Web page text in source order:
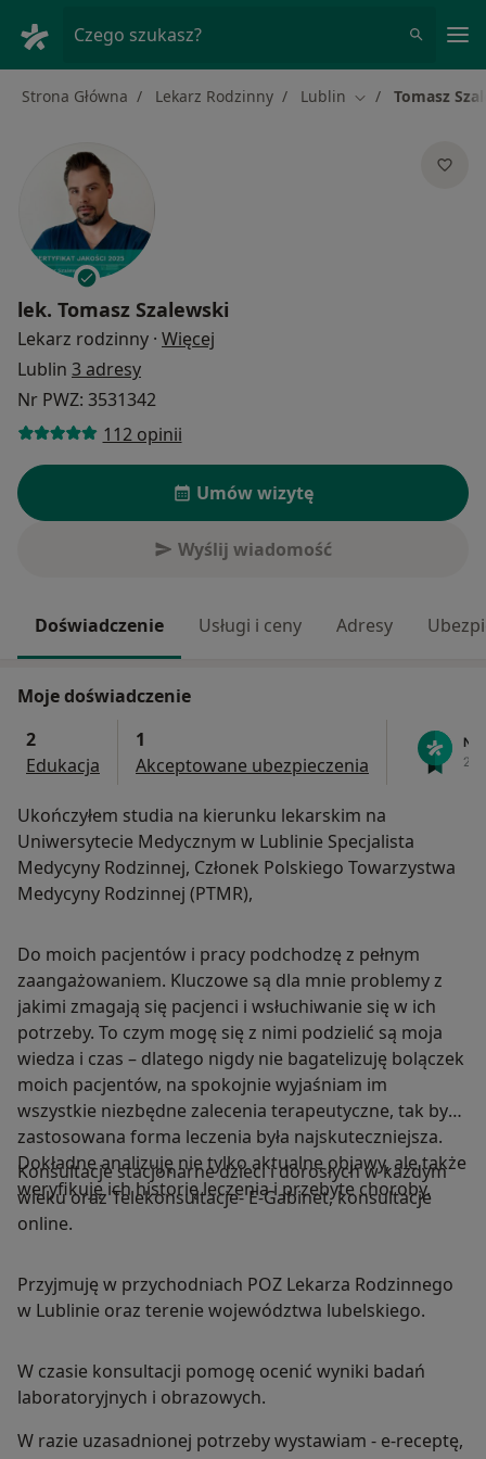
Czego szukasz?
Strona Główna Lekarz Rodzinny Lublin Zmień miasto
Tomasz
lek. Tomasz Szalewski
Lekarz rodzinny · Więcej
Lublin 3 adresy
Nr PWZ: 3531342
112 opinii
Umów wizytę
Wyślij wiadomość
Doświadczenie Usługi i ceny Adresy
Moje doświadczenie
2
Edukacja
1
Akceptowane ubezpieczenia
Ukończyłem studia na kierunku lekarskim na
Uniwersytecie Medycznym w Lublinie Specjalista
Medycyny Rodzinnej, Członek Polskiego Towarzystwa
Medycyny Rodzinnej (PTMR),
Do moich pacjentów i pracy podchodzę z pełnym
zaangażowaniem. Kluczowe są dla mnie problemy z
jakimi zmagają się pacjenci i wsłuchiwanie się w ich
potrzeby. To czym mogę się z nimi podzielić są moja
wiedza i czas – dlatego nigdy nie bagatelizuję bolączek
moich pacjentów, na spokojnie wyjaśniam im
wszystkie niezbędne zalecenia terapeutyczne, tak by
zastosowana forma leczenia była najskuteczniejsza.
Dokładne analizuję nie tylko aktualne objawy, ale także
weryfikuję ich historię leczenia i przebyte choroby.
Konsultacje stacjonarne dzieci i dorosłych w każdym
wieku oraz Telekonsultacje- E-Gabinet, konsultacje
online.
Przyjmuję w przychodniach POZ Lekarza Rodzinnego
w Lublinie oraz terenie województwa lubelskiego.
W czasie konsultacji pomogę ocenić wyniki badań
laboratoryjnych i obrazowych.
W razie uzasadnionej potrzeby wystawiam - e-receptę,